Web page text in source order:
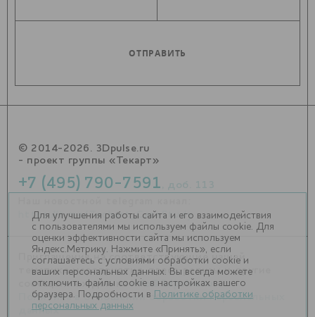
© 2014-2026. 3Dpulse.ru
- проект группы «Текарт»
+7 (495) 790-7591
https://t.me/Techart_CaseStudy
Приглашения на соответствующие нашей
тематике мероприятия, пресс-релизы и другие
сообщения ждем наinfo@3dpulse.ru .
Политика в отношении обработки персональных
данных
Для улучшения работы сайта и его взаимодействия
с пользователями мы используем файлы cookie. Для
оценки эффективности сайта мы используем
Яндекс.Метрику. Нажмите «Принять», если
соглашаетесь с условиями обработки cookie и
ваших персональных данных. Вы всегда можете
отключить файлы cookie в настройках вашего
браузера. Подробности в
Политике обработки
персональных данных